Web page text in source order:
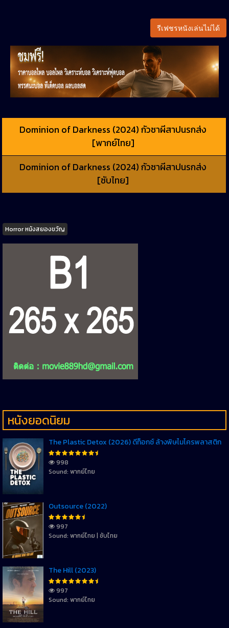
รีเฟชรหนังเล่นไม่ได้
Dominion of Darkness (2024) กัวซาผีสาปนรกส่ง
[พากย์ไทย]
Dominion of Darkness (2024) กัวซาผีสาปนรกส่ง
[ซับไทย]
Tags
Horror หนังสยองขวัญ
หนังยอดนิยม
The Plastic Detox (2026) ดีท็อกซ์ ล้างพิษไมโครพลาสติก
998
Sound: พากย์ไทย
Outsource (2022)
997
Sound: พากย์ไทย | ซับไทย
The Hill (2023)
997
Sound: พากย์ไทย